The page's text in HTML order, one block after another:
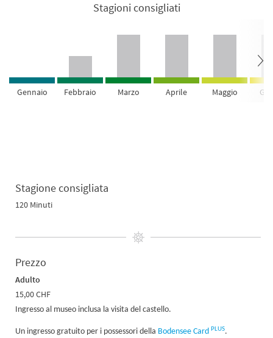
Stagioni consigliati
Gennaio Febbraio Marzo Aprile Maggio
Stagione consigliata
120 Minuti
Prezzo
Adulto
15,00 CHF
Ingresso al museo inclusa la visita del castello.
Un ingresso gratuito per i possessori della Bodensee Card PLUS.